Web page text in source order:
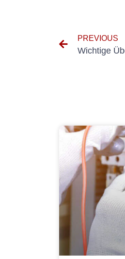
PREVIOUS